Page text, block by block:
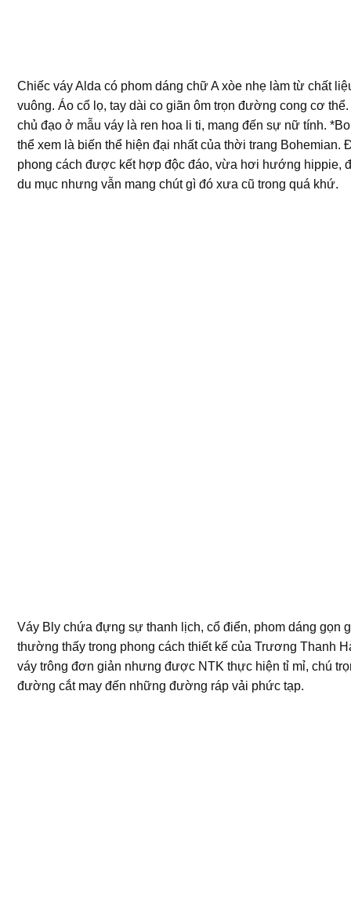
Chiếc váy Alda có phom dáng chữ A xòe nhẹ làm từ chất
vuông. Áo cổ lọ, tay dài co giãn ôm trọn đường cong cơ
chủ đạo ở mẫu váy là ren hoa li ti, mang đến sự nữ tính.
thể xem là biến thể hiện đại nhất của thời trang Bohemian.
phong cách được kết hợp độc đáo, vừa hơi hướng hippie,
du mục nhưng vẫn mang chút gì đó xưa cũ trong quá khứ.
Váy Bly chứa đựng sự thanh lịch, cổ điển, phom dáng gọn
thường thấy trong phong cách thiết kế của Trương Thanh
váy trông đơn giản nhưng được NTK thực hiện tỉ mỉ, chú
đường cắt may đến những đường ráp vải phức tạp.